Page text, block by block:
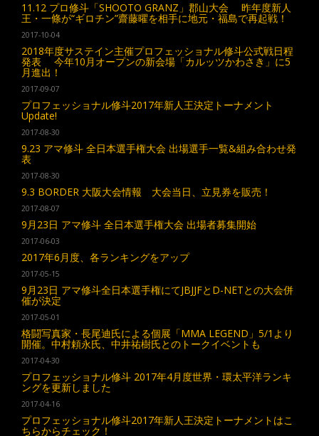
11.12 プロ修斗「SHOOTO GRANZ」郡山大会 昨年度新人
王・一條が“ギロチン”齋藤曜を相手に地元・福島で再起戦！
2017-10-04
2018年度サステイン主催プロフェッショナル修斗公式戦日程
発表 今年10月オープンの新会場「カルッツかわさき」に5
月進出！
2017-09-07
プロフェッショナル修斗2017年新人王決定トーナメント
Update!
2017-08-30
9.23 アマ修斗 全日本選手権大会 出場選手一覧&組み合わせ発
表
2017-08-30
9.3 BORDER 大阪大会情報 大会当日、立見券を販売！
2017-08-07
9月23日 アマ修斗 全日本選手権大会 出場者募集開始
2017-06-03
2017年6月度、各ランキングをアップ
2017-05-15
9月23日 アマ修斗全日本選手権にてJBJJFとD-NETとの大会併
催が決定
2017-05-01
格闘写真家・長尾迪氏による個展「MMA LEGEND」5/1より
開催。中村頼永氏、中井祐樹氏とのトークイベントも
2017-04-30
プロフェッショナル修斗 2017年4月度世界・環太平洋ランキ
ングを更新しました
2017-04-16
プロフェッショナル修斗2017年新人王決定トーナメントはこ
ちらからチェック！